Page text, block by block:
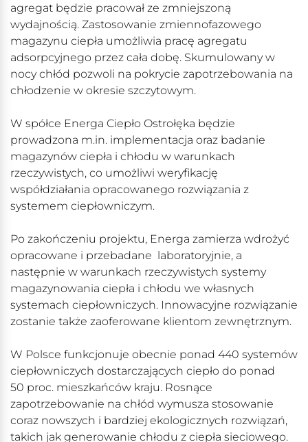
agregat będzie pracował ze zmniejszoną
wydajnością. Zastosowanie zmiennofazowego
magazynu ciepła umożliwia pracę agregatu
adsorpcyjnego przez cała dobę. Skumulowany w
nocy chłód pozwoli na pokrycie zapotrzebowania na
chłodzenie w okresie szczytowym.
W spółce Energa Ciepło Ostrołęka będzie
prowadzona m.in. implementacja oraz badanie
magazynów ciepła i chłodu w warunkach
rzeczywistych, co umożliwi weryfikację
współdziałania opracowanego rozwiązania z
systemem ciepłowniczym.
Po zakończeniu projektu, Energa zamierza wdrożyć
opracowane i przebadane laboratoryjnie, a
następnie w warunkach rzeczywistych systemy
magazynowania ciepła i chłodu we własnych
systemach ciepłowniczych. Innowacyjne rozwiązanie
zostanie także zaoferowane klientom zewnętrznym.
W Polsce funkcjonuje obecnie ponad 440 systemów
ciepłowniczych dostarczających ciepło do ponad
50 proc. mieszkańców kraju. Rosnące
zapotrzebowanie na chłód wymusza stosowanie
coraz nowszych i bardziej ekologicznych rozwiązań,
takich jak generowanie chłodu z ciepła sieciowego.